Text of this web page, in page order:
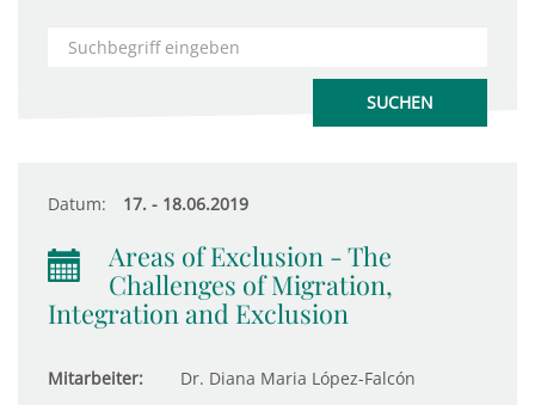
Datum: 17. - 18.06.2019
Areas of Exclusion - The
Challenges of Migration,
Integration and Exclusion
Mitarbeiter: Dr. Diana Maria López-Falcón